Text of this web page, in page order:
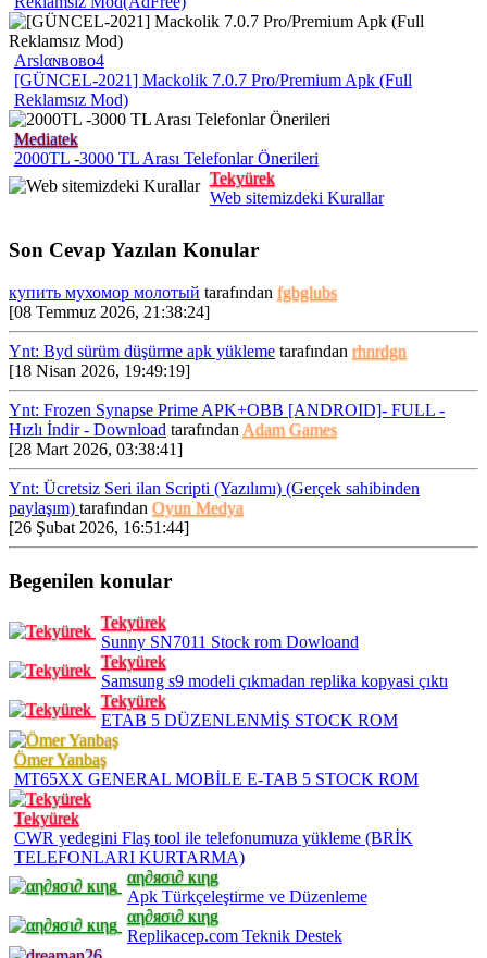
Arѕlαɴвoвo4
[GÜNCEL-2021] Mackolik 7.0.7 Pro/Premium Apk (Full
Reklamsız Mod)
Mediatek
2000TL -3000 TL Arası Telefonlar Önerileri
Tekyürek
Web sitemizdeki Kurallar
Son Cevap Yazılan Konular
купить мухомор молотый tarafından fgbglubs
[08 Temmuz 2026, 21:38:24]
Ynt: Byd sürüm düşürme apk yükleme tarafından rhnrdgn
[18 Nisan 2026, 19:49:19]
Ynt: Frozen Synapse Prime APK+OBB [ANDROID]- FULL -
Hızlı İndir - Download tarafından Adam Games
[28 Mart 2026, 03:38:41]
Ynt: Ücretsiz Seri ilan Scripti (Yazılımı) (Gerçek sahibinden
paylaşım) tarafından Oyun Medya
[26 Şubat 2026, 16:51:44]
Begenilen konular
Tekyürek
Sunny SN7011 Stock rom Dowloand
Tekyürek
Samsung s9 modeli çıkmadan replika kopyasi çıktı
Tekyürek
ETAB 5 DÜZENLENMİŞ STOCK ROM
Ömer Yanbaş
MT65XX GENERAL MOBİLE E-TAB 5 STOCK ROM
Tekyürek
CWR yedegini Flaş tool ile telefonumuza yükleme (BRİK
TELEFONLARI KURTARMA)
αη∂яσι∂ кιηg
Apk Türkçeleştirme ve Düzenleme
αη∂яσι∂ кιηg
Replikacep.com Teknik Destek